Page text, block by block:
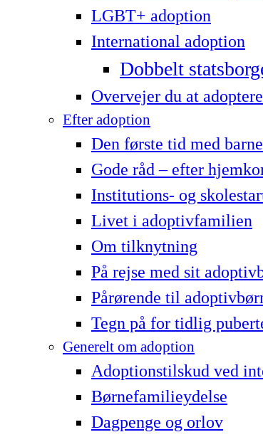
LG­BT+ adoption
International adoption
Dobbelt
Overvejer du at
Efter adoption
Den første tid med
Gode råd – efter
Institutions- og
Livet i adoptivfamilien
Om tilknytning
På rejse med sit
Pårørende til
Tegn på for tidlig
Generelt om adoption
Adoptionstilskud ved
Børnefamilieydelse
Dagpenge og orlov